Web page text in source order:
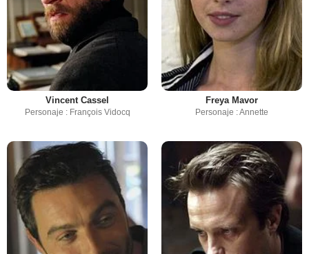
Vincent Cassel
Personaje : François Vidocq
Freya Mavor
Personaje : Annette